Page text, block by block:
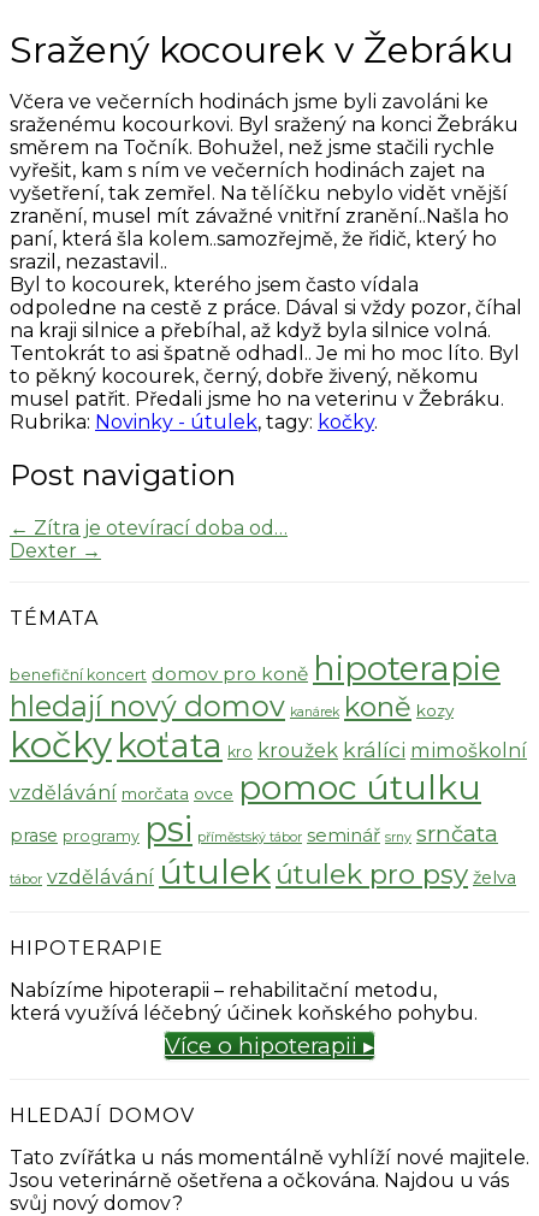
Sražený kocourek v Žebráku
Včera ve večerních hodinách jsme byli zavoláni ke
sraženému kocourkovi. Byl sražený na konci Žebráku
směrem na Točník. Bohužel, než jsme stačili rychle
vyřešit, kam s ním ve večerních hodinách zajet na
vyšetření, tak zemřel. Na tělíčku nebylo vidět vnější
zranění, musel mít závažné vnitřní zranění..Našla ho
paní, která šla kolem..samozřejmě, že řidič, který ho
srazil, nezastavil..
Byl to kocourek, kterého jsem často vídala
odpoledne na cestě z práce. Dával si vždy pozor, číhal
na kraji silnice a přebíhal, až když byla silnice volná.
Tentokrát to asi špatně odhadl.. Je mi ho moc líto. Byl
to pěkný kocourek, černý, dobře živený, někomu
musel patřit. Předali jsme ho na veterinu v Žebráku.
Rubrika: Novinky - útulek, tagy: kočky.
Post navigation
← Zítra je otevírací doba od…
Dexter →
TÉMATA
benefiční koncert domov pro koně hipoterapie
hledají nový domov kanárek koně kozy
kočky koťata kro kroužek králíci mimoškolní
vzdělávání morčata ovce pomoc útulku
prase programy psi příměstský tábor seminář srny srnčata
tábor vzdělávání útulek útulek pro psy želva
HIPOTERAPIE
Nabízíme hipoterapii – rehabilitační metodu,
která využívá léčebný účinek koňského pohybu.
Více o hipoterapii ▸
HLEDAJÍ DOMOV
Tato zvířátka u nás momentálně vyhlíží nové majitele.
Jsou veterinárně ošetřena a očkována. Najdou u vás
svůj nový domov?